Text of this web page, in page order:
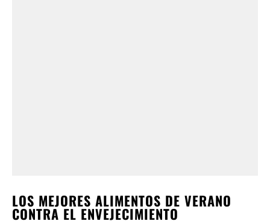
LOS MEJORES ALIMENTOS DE VERANO
CONTRA EL ENVEJECIMIENTO